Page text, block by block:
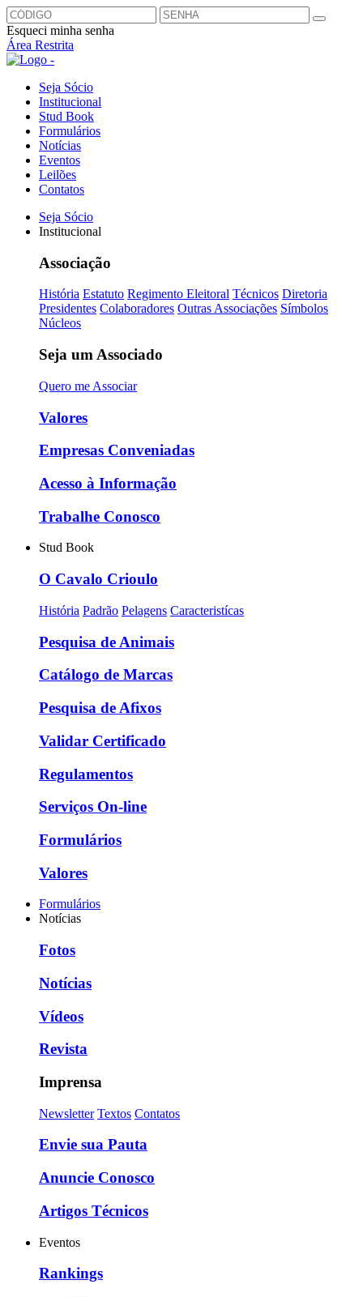
Esqueci minha senha
Área Restrita
Seja Sócio
Institucional
Stud Book
Formulários
Notícias
Eventos
Leilões
Contatos
Seja Sócio
Institucional
Associação
História Estatuto Regimento Eleitoral Técnicos Diretoria
Presidentes Colaboradores Outras Associações Símbolos
Núcleos
Seja um Associado
Quero me Associar
Valores
Empresas Conveniadas
Acesso à Informação
Trabalhe Conosco
Stud Book
O Cavalo Crioulo
História Padrão Pelagens Caracteristícas
Pesquisa de Animais
Catálogo de Marcas
Pesquisa de Afixos
Validar Certificado
Regulamentos
Serviços On-line
Formulários
Valores
Formulários
Notícias
Fotos
Notícias
Vídeos
Revista
Imprensa
Newsletter Textos Contatos
Envie sua Pauta
Anuncie Conosco
Artigos Técnicos
Eventos
Rankings